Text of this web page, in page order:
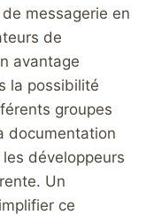
messagerie en
de
avantage
la possibilité
groupes
documentation
développeurs
Un
ce